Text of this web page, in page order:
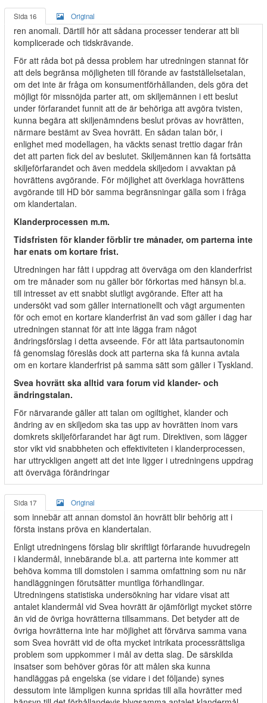
Sida 16 Original
ren anomali. Därtill hör att sådana processer tenderar att bli
komplicerade och tidskrävande.
För att råda bot på dessa problem har utredningen stannat för
att dels begränsa möjligheten till förande av fastställelsetalan,
om det inte är fråga om konsumentförhållanden, dels göra det
möjligt för missnöjda parter att, om skiljemännen i ett beslut
under förfarandet funnit att de är behöriga att avgöra tvisten,
kunna begära att skiljenämndens beslut prövas av hovrätten,
närmare bestämt av Svea hovrätt. En sådan talan bör, i
enlighet med modellagen, ha väckts senast trettio dagar från
det att parten fick del av beslutet. Skiljemännen kan få fortsätta
skiljeförfarandet och även meddela skiljedom i avvaktan på
hovrättens avgörande. För möjlighet att överklaga hovrättens
avgörande till HD bör samma begränsningar gälla som i fråga
om klandertalan.
Klanderprocessen m.m.
Tidsfristen för klander förblir tre månader, om parterna inte
har enats om kortare frist.
Utredningen har fått i uppdrag att överväga om den klanderfrist
om tre månader som nu gäller bör förkortas med hänsyn bl.a.
till intresset av ett snabbt slutligt avgörande. Efter att ha
undersökt vad som gäller internationellt och vägt argumenten
för och emot en kortare klanderfrist än vad som gäller i dag har
utredningen stannat för att inte lägga fram något
ändringsförslag i detta avseende. För att låta partsautonomin
få genomslag föreslås dock att parterna ska få kunna avtala
om en kortare klanderfrist på samma sätt som gäller i Tyskland.
Svea hovrätt ska alltid vara forum vid klander- och
ändringstalan.
För närvarande gäller att talan om ogiltighet, klander och
ändring av en skiljedom ska tas upp av hovrätten inom vars
domkrets skiljeförfarandet har ägt rum. Direktiven, som lägger
stor vikt vid snabbheten och effektiviteten i klanderprocessen,
har uttryckligen angett att det inte ligger i utredningens uppdrag
att överväga förändringar
Sida 17 Original
som innebär att annan domstol än hovrätt blir behörig att i
första instans pröva en klandertalan.
Enligt utredningens förslag blir skriftligt förfarande huvudregeln
i klandermål, innebärande bl.a. att parterna inte kommer att
behöva komma till domstolen i samma omfattning som nu när
handläggningen förutsätter muntliga förhandlingar.
Utredningens statistiska undersökning har vidare visat att
antalet klandermål vid Svea hovrätt är ojämförligt mycket större
än vid de övriga hovrätterna tillsammans. Det betyder att de
övriga hovrätterna inte har möjlighet att förvärva samma vana
som Svea hovrätt vid de ofta mycket intrikata processrättsliga
problem som uppkommer i mål av detta slag. De särskilda
insatser som behöver göras för att målen ska kunna
handläggas på engelska (se vidare i det följande) synes
dessutom inte lämpligen kunna spridas till alla hovrätter med